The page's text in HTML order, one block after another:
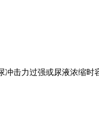
击力过强或尿液浓缩